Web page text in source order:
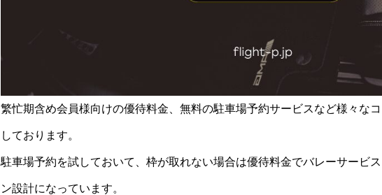
繁忙期含め会員様向けの優待料金、無料の駐車場予約サービスなど様々な
しております。
駐車場予約を試しておいて、枠が取れない場合は優待料金でバレーサービ
ン設計になっています。